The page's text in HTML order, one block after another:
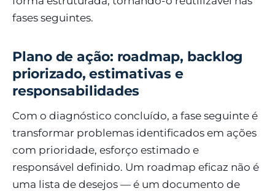
fases seguintes.
Plano de ação: roadmap, backlog
priorizado, estimativas e
responsabilidades
Com o diagnóstico concluído, a fase seguinte é
transformar problemas identificados em ações
com prioridade, esforço estimado e
responsável definido. Um roadmap eficaz não é
uma lista de desejos — é um documento de